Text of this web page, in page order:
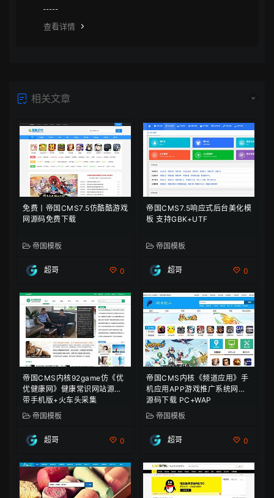
查看详情
相关文章
免费丨帝国CMS7.5仿酷酷游戏
网源码免费下载
帝国模板
超哥 0
帝国CMS7.5响应式后台美化模
板 支持GBK+UTF
帝国模板
超哥 0
帝国CMS内核92game仿《优
优健康网》健康常识网站源码
带手机版+火车头采集
帝国模板
超哥 0
帝国CMS内核《频道应用》手
机应用APP游戏推广系统网站
源码下载 PC+WAP
帝国模板
超哥 0